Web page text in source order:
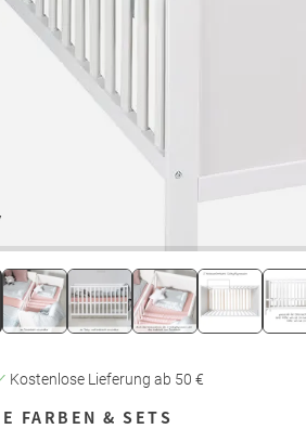
Kostenlose Lieferung ab 50 €
FARBEN & SETS